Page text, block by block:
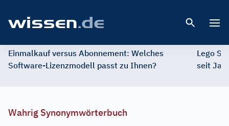
Einmalkauf versus Abonnement: Welches
Software-Lizenzmodell passt zu Ihnen?
Lego
seit
Wahrig Synonymwörterbuch